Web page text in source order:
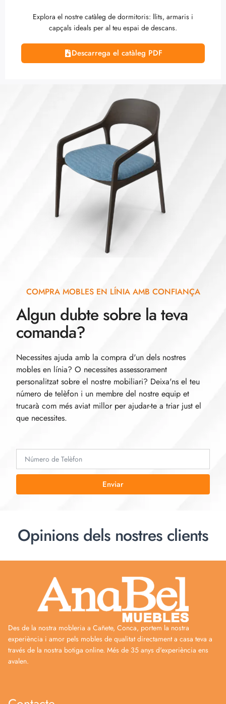
Explora el nostre catàleg de dormitoris: llits, armaris i
capçals ideals per al teu espai de descans.
Descarrega el catàleg PDF
COMPRA MOBLES EN LÍNIA AMB CONFIANÇA
Algun dubte sobre la teva
comanda?
Necessites ajuda amb la compra d'un dels nostres
mobles en línia? O necessites assessorament
personalitzat sobre el nostre mobiliari? Deixa'ns el teu
número de telèfon i un membre del nostre equip et
trucarà com més aviat millor per ajudar-te a triar just el
que necessites.
Enviar
Opinions dels nostres clients
Des de la nostra mobleria a Cañete, Conca, portem la nostra
experiència i amor pels mobles de qualitat directament a casa teva a
través de la nostra botiga online. Més de 35 anys d'experiència ens
avalen.